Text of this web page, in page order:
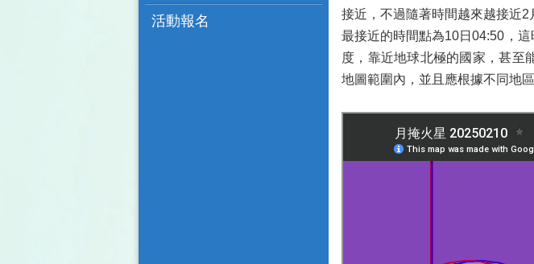
活動報名
接近，不過隨著時間越來越接近
最接近的時間點為10日04:50，
度，靠近地球北極的國家，甚至
地圖範圍內，並且應根據不同地